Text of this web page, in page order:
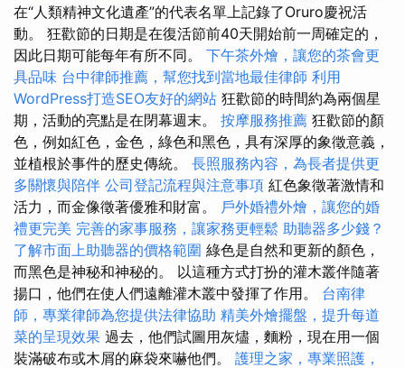
在“人類精神文化遺產”的代表名單上記錄了Oruro慶祝活
動。 狂歡節的日期是在復活節前40天開始前一周確定的，
因此日期可能每年有所不同。 下午茶外燴，讓您的茶會更
具品味 台中律師推薦，幫您找到當地最佳律師 利用
WordPress打造SEO友好的網站 狂歡節的時間約為兩個星
期，活動的亮點是在閉幕週末。 按摩服務推薦 狂歡節的顏
色，例如紅色，金色，綠色和黑色，具有深厚的象徵意義，
並植根於事件的歷史傳統。 長照服務內容，為長者提供更
多關懷與陪伴 公司登記流程與注意事項 紅色象徵著激情和
活力，而金像徵著優雅和財富。 戶外婚禮外燴，讓您的婚
禮更完美 完善的家事服務，讓家務更輕鬆 助聽器多少錢？
了解市面上助聽器的價格範圍 綠色是自然和更新的顏色，
而黑色是神秘和神秘的。 以這種方式打扮的灌木叢伴隨著
揚口，他們在使人們遠離灌木叢中發揮了作用。 台南律
師，專業律師為您提供法律協助 精美外燴擺盤，提升每道
菜的呈現效果 過去，他們試圖用灰燼，麵粉，現在用一個
裝滿破布或木屑的麻袋來嚇他們。 護理之家，專業照護，